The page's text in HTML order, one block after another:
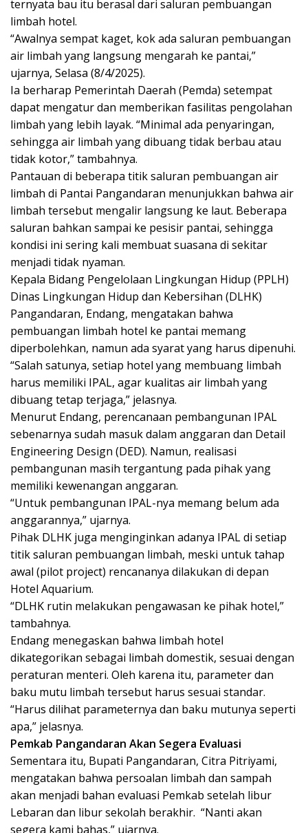
ternyata bau itu berasal dari saluran pembuangan
limbah hotel.
“Awalnya sempat kaget, kok ada saluran pembuangan
air limbah yang langsung mengarah ke pantai,”
ujarnya, Selasa (8/4/2025).
Ia berharap Pemerintah Daerah (Pemda) setempat
dapat mengatur dan memberikan fasilitas pengolahan
limbah yang lebih layak. “Minimal ada penyaringan,
sehingga air limbah yang dibuang tidak berbau atau
tidak kotor,” tambahnya.
Pantauan di beberapa titik saluran pembuangan air
limbah di Pantai Pangandaran menunjukkan bahwa air
limbah tersebut mengalir langsung ke laut. Beberapa
saluran bahkan sampai ke pesisir pantai, sehingga
kondisi ini sering kali membuat suasana di sekitar
menjadi tidak nyaman.
Kepala Bidang Pengelolaan Lingkungan Hidup (PPLH)
Dinas Lingkungan Hidup dan Kebersihan (DLHK)
Pangandaran, Endang, mengatakan bahwa
pembuangan limbah hotel ke pantai memang
diperbolehkan, namun ada syarat yang harus dipenuhi.
“Salah satunya, setiap hotel yang membuang limbah
harus memiliki IPAL, agar kualitas air limbah yang
dibuang tetap terjaga,” jelasnya.
Menurut Endang, perencanaan pembangunan IPAL
sebenarnya sudah masuk dalam anggaran dan Detail
Engineering Design (DED). Namun, realisasi
pembangunan masih tergantung pada pihak yang
memiliki kewenangan anggaran.
“Untuk pembangunan IPAL-nya memang belum ada
anggarannya,” ujarnya.
Pihak DLHK juga menginginkan adanya IPAL di setiap
titik saluran pembuangan limbah, meski untuk tahap
awal (pilot project) rencananya dilakukan di depan
Hotel Aquarium.
“DLHK rutin melakukan pengawasan ke pihak hotel,”
tambahnya.
Endang menegaskan bahwa limbah hotel
dikategorikan sebagai limbah domestik, sesuai dengan
peraturan menteri. Oleh karena itu, parameter dan
baku mutu limbah tersebut harus sesuai standar.
“Harus dilihat parameternya dan baku mutunya seperti
apa,” jelasnya.
Pemkab Pangandaran Akan Segera Evaluasi
Sementara itu, Bupati Pangandaran, Citra Pitriyami,
mengatakan bahwa persoalan limbah dan sampah
akan menjadi bahan evaluasi Pemkab setelah libur
Lebaran dan libur sekolah berakhir. “Nanti akan
segera kami bahas,” ujarnya.